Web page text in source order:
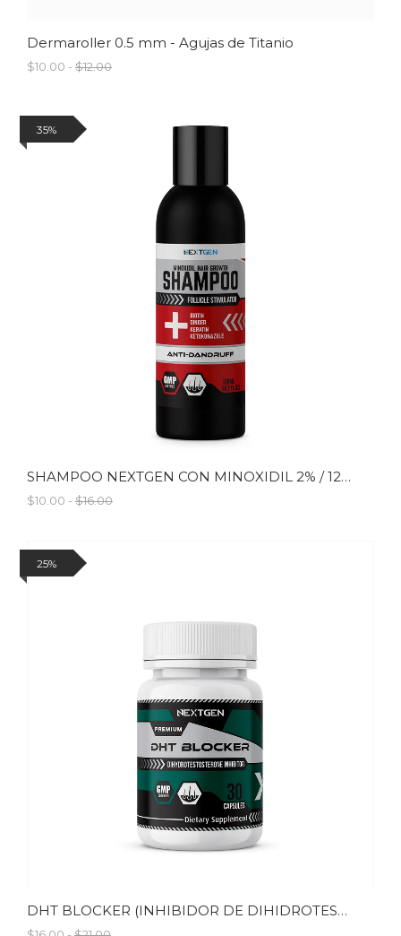
Dermaroller 0.5 mm - Agujas de Titanio
$10.00 - $12.00
35%
SHAMPOO NEXTGEN CON MINOXIDIL 2% / 126ML
$10.00 - $16.00
25%
DHT BLOCKER (INHIBIDOR DE DIHIDROTESTOSTERONA)